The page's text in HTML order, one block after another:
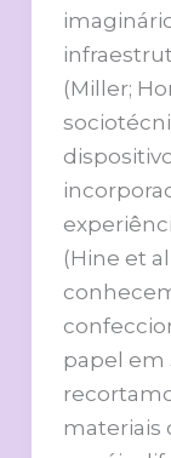
(Miller;
(Hine et
papel em
materiais